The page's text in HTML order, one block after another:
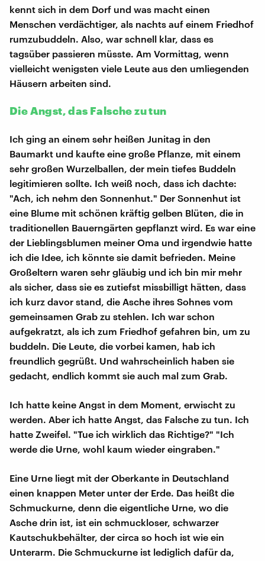
kennt sich in dem Dorf und was macht einen
Menschen verdächtiger, als nachts auf einem Friedhof
rumzubuddeln. Also, war schnell klar, dass es
tagsüber passieren müsste. Am Vormittag, wenn
vielleicht wenigsten viele Leute aus den umliegenden
Häusern arbeiten sind.
Die Angst, das Falsche zu tun
Ich ging an einem sehr heißen Junitag in den
Baumarkt und kaufte eine große Pflanze, mit einem
sehr großen Wurzelballen, der mein tiefes Buddeln
legitimieren sollte. Ich weiß noch, dass ich dachte:
"Ach, ich nehm den Sonnenhut." Der Sonnenhut ist
eine Blume mit schönen kräftig gelben Blüten, die in
traditionellen Bauerngärten gepflanzt wird. Es war eine
der Lieblingsblumen meiner Oma und irgendwie hatte
ich die Idee, ich könnte sie damit befrieden. Meine
Großeltern waren sehr gläubig und ich bin mir mehr
als sicher, dass sie es zutiefst missbilligt hätten, dass
ich kurz davor stand, die Asche ihres Sohnes vom
gemeinsamen Grab zu stehlen. Ich war schon
aufgekratzt, als ich zum Friedhof gefahren bin, um zu
buddeln. Die Leute, die vorbei kamen, hab ich
freundlich gegrüßt. Und wahrscheinlich haben sie
gedacht, endlich kommt sie auch mal zum Grab.
Ich hatte keine Angst in dem Moment, erwischt zu
werden. Aber ich hatte Angst, das Falsche zu tun. Ich
hatte Zweifel. "Tue ich wirklich das Richtige?" "Ich
werde die Urne, wohl kaum wieder eingraben."
Eine Urne liegt mit der Oberkante in Deutschland
einen knappen Meter unter der Erde. Das heißt die
Schmuckurne, denn die eigentliche Urne, wo die
Asche drin ist, ist ein schmuckloser, schwarzer
Kautschukbehälter, der circa so hoch ist wie ein
Unterarm. Die Schmuckurne ist lediglich dafür da,